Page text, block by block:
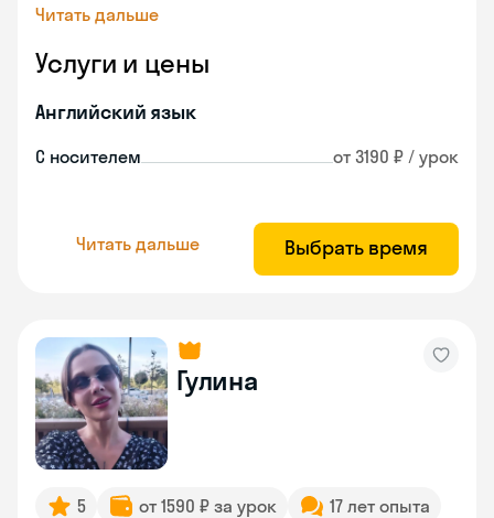
Читать дальше
Услуги и цены
Английский язык
С носителем от 3190 ₽ / урок
Читать дальше Выбрать время
Гулина
5 от 1590 ₽ за урок
17 лет опыта